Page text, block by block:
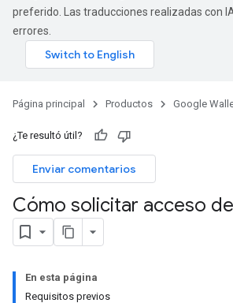
preferido. Las traducciones realizadas con
errores.
Página principal Productos Google
¿Te resultó útil?
Enviar comentarios
Cómo solicitar acceso
En esta página
Requisitos previos